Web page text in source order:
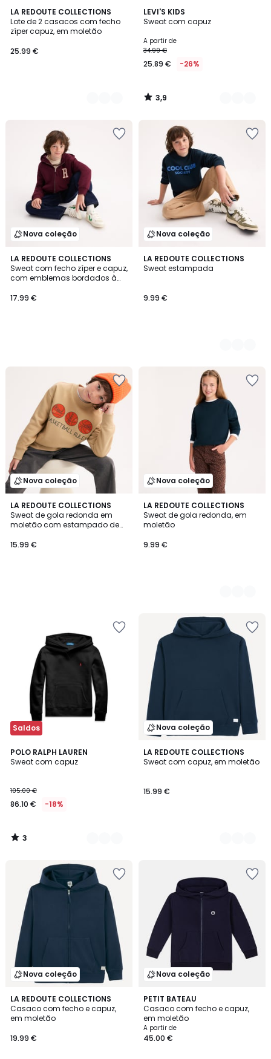
LA REDOUTE COLLECTIONS
Lote de 2 casacos com fecho
zíper capuz, em moletão
25.99 €
2
Cores
LEVI'S KIDS
Sweat com capuz
A partir de
34.99 €
25.89 € -26%
3,9
/ 5
2
Cores
3,9
/
Nova coleção
LA REDOUTE COLLECTIONS
Sweat com fecho zíper e capuz,
com emblemas bordados à
17.99 €
Nova coleção
LA REDOUTE COLLECTIONS
Sweat estampada
9.99 €
3
Cores
Nova coleção
LA REDOUTE COLLECTIONS
Sweat de gola redonda em
moletão com estampado de
15.99 €
Nova coleção
LA REDOUTE COLLECTIONS
Sweat de gola redonda, em
moletão
9.99 €
5
Cores
Saldos
POLO RALPH LAUREN
Sweat com capuz
105.00 €
86.10 € -18%
3
/
2
Cores
3
/
Nova coleção
LA REDOUTE COLLECTIONS
Sweat com capuz, em moletão
15.99 €
5
Cores
Nova coleção
LA REDOUTE COLLECTIONS
Casaco com fecho e capuz,
em moletão
19.99 €
4
Cores
Nova coleção
PETIT BATEAU
Casaco com fecho e capuz,
em moletão
A partir de
45.00 €